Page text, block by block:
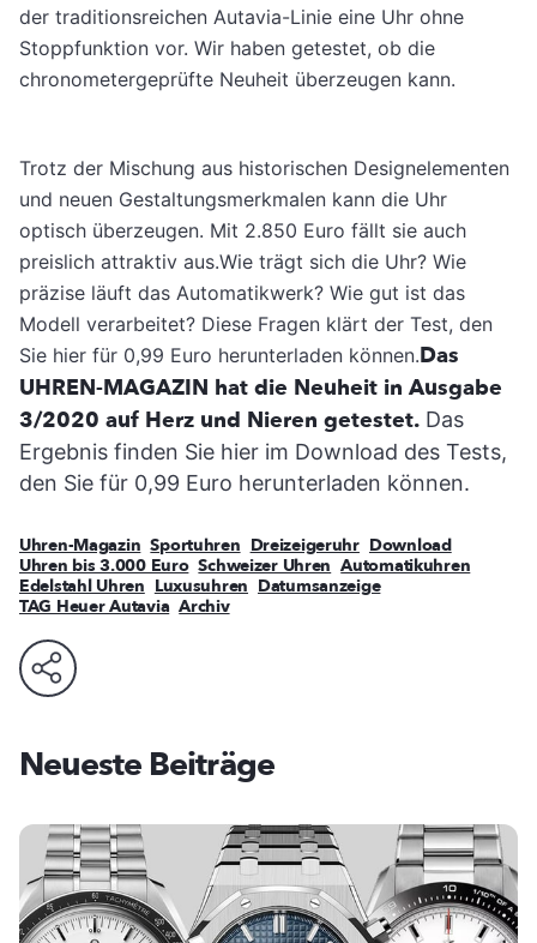
der traditionsreichen Autavia-Linie eine Uhr ohne
Stoppfunktion vor. Wir haben getestet, ob die
chronometergeprüfte Neuheit überzeugen kann.
Trotz der Mischung aus historischen Designelementen
und neuen Gestaltungsmerkmalen kann die Uhr
optisch überzeugen. Mit 2.850 Euro fällt sie auch
preislich attraktiv aus.Wie trägt sich die Uhr? Wie
präzise läuft das Automatikwerk? Wie gut ist das
Modell verarbeitet? Diese Fragen klärt der Test, den
Sie hier für 0,99 Euro herunterladen können.Das
UHREN-MAGAZIN hat die Neuheit in Ausgabe
3/2020 auf Herz und Nieren getestet. Das
Ergebnis finden Sie hier im Download des Tests,
den Sie für 0,99 Euro herunterladen können.
Uhren-Magazin Sportuhren Dreizeigeruhr Download
Uhren bis 3.000 Euro Schweizer Uhren Automatikuhren
Edelstahl Uhren Luxusuhren Datumsanzeige
TAG Heuer Autavia Archiv
Neueste Beiträge